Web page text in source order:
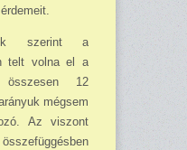
szerint a
telt volna el a
összesen 12
még­sem
Az viszont